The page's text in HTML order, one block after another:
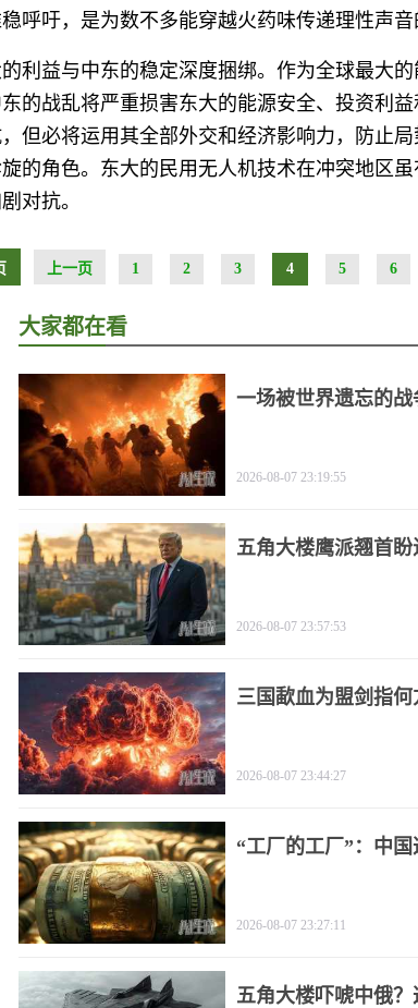
呼吁，是为数不多能穿越火药味传递理性声音
利益与中东的稳定深度捆绑。作为全球最大
的战乱将严重损害东大的能源安全、投资利
但必将运用其全部外交和经济影响力，防止
的角色。东大的民用无人机技术在冲突地区
对抗。
上一页 1 2 3 4 5 6
大家都在看
一场被世界遗忘的
2026-08-07 23:19:55
五角大楼鹰派翘首
2026-08-07 23:57:53
三国歃血为盟剑指
2026-08-07 23:44:27
“工厂的工厂”：中
2026-08-07 23:27:11
五角大楼吓唬中俄